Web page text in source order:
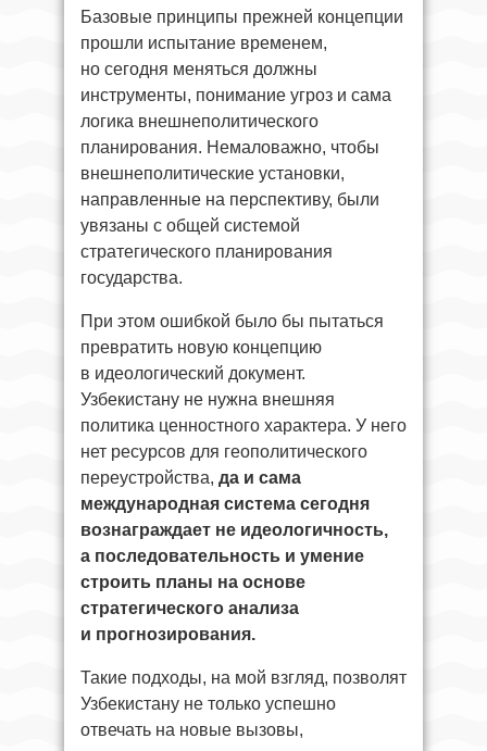
Базовые принципы прежней концепции
прошли испытание временем,
но сегодня меняться должны
инструменты, понимание угроз и сама
логика внешнеполитического
планирования. Немаловажно, чтобы
внешнеполитические установки,
направленные на перспективу, были
увязаны с общей системой
стратегического планирования
государства.
При этом ошибкой было бы пытаться
превратить новую концепцию
в идеологический документ.
Узбекистану не нужна внешняя
политика ценностного характера. У него
нет ресурсов для геополитического
переустройства, да и сама
международная система сегодня
вознаграждает не идеологичность,
а последовательность и умение
строить планы на основе
стратегического анализа
и прогнозирования.
Такие подходы, на мой взгляд, позволят
Узбекистану не только успешно
отвечать на новые вызовы,